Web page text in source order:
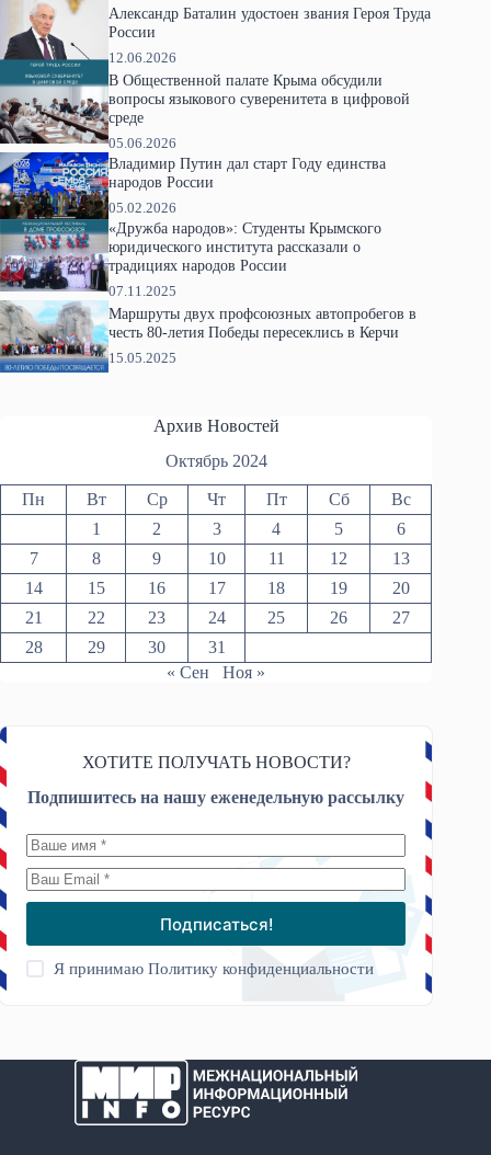
Александр Баталин удостоен звания Героя Труда
России
12.06.2026
В Общественной палате Крыма обсудили
вопросы языкового суверенитета в цифровой
среде
05.06.2026
Владимир Путин дал старт Году единства
народов России
05.02.2026
«Дружба народов»: Студенты Крымского
юридического института рассказали о
традициях народов России
07.11.2025
Маршруты двух профсоюзных автопробегов в
честь 80-летия Победы пересеклись в Керчи
15.05.2025
Архив Новостей
Октябрь 2024
Пн Вт Ср Чт Пт Сб
Вс
1
2 3 4 5
6
7
8 9 10 11 12
13
14
15 16 17 18 19
20
21
22 23 24 25 26
27
28
29 30
31
« Сен
Ноя »
ХОТИТЕ ПОЛУЧАТЬ НОВОСТИ?
Подпишитесь на нашу еженедельную рассылку
Подписаться!
Я принимаюПолитику конфиденциальности